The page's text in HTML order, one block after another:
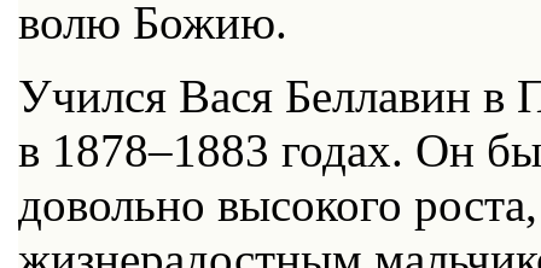
волю Божию.
Учился Вася Беллавин в
в 1878–1883 годах. Он
довольно высокого